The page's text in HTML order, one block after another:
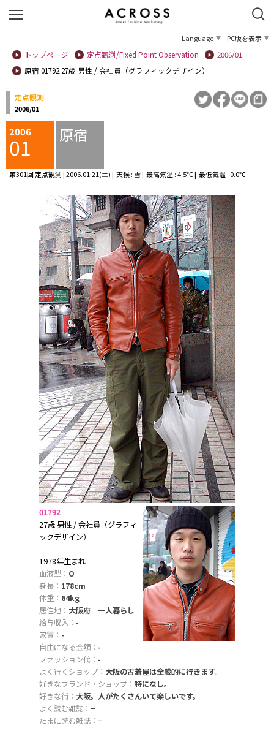
Language
PC版を表示
トップページ
定点観測/Fixed Point Observation
2006/01
原宿 01792 27歳 男性 / 会社員（グラフィックデザイン）
定点観測
2006/01
2006
01 原宿
第301回 定点観測 | 2006.01.21(土) | 天候 : 雪 | 最高気温 : 4.5℃ | 最低気温 : 0.0℃
01792
27歳 男性 / 会社員（グラフィ
ックデザイン）
1978年生まれ
血液型： O
身長： 178cm
体重： 64kg
居住地： 大阪府 一人暮らし
給与収入： -
家賃： -
自由になる金額： -
ファッション代： -
よく行くショップ： 大阪の古着屋は全般的に行きます。
好きなブランド・ショップ： 特になし。
好きな街： 大阪。人がたくさんいて楽しいです。
よく読む雑誌： −
たまに読む雑誌： −